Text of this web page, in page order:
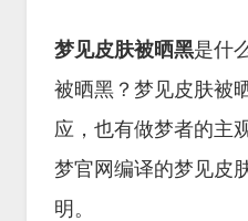
梦见皮肤被晒黑是什
被晒黑？梦见皮肤被
应，也有做梦者的主
梦官网编译的梦见皮
明。